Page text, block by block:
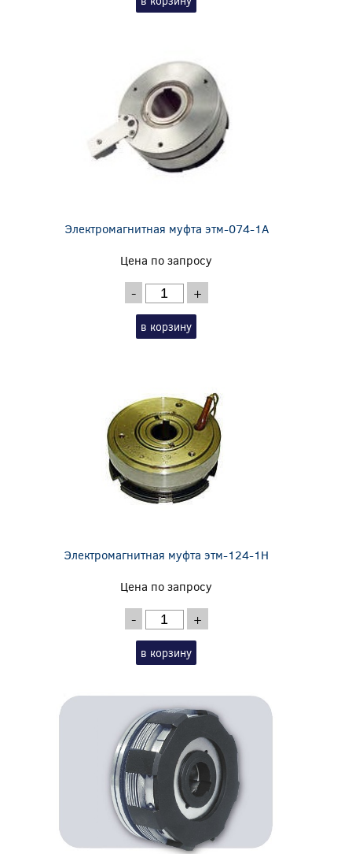
Электромагнитная муфта этм-074-1А
Цена по запросу
- +
в корзину
Электромагнитная муфта этм-124-1Н
Цена по запросу
- +
в корзину